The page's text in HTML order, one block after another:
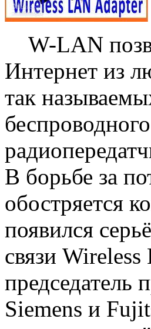
W-LAN
Интернет из
так
В борьбе за
обостряется
появился
связи
председатель
Siemens и